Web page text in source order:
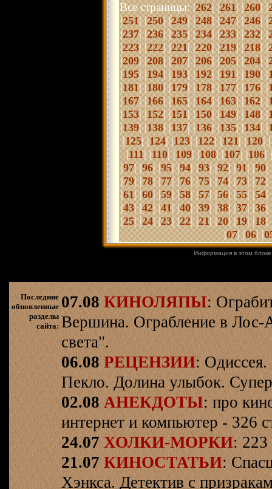
Все страницы: |262| |261| |260| |
|251| |250| |249| |248| |247| |246| |
|237| |236| |235| |234| |233| |232| |
|223| |222| |221| |220| |219| |218| |
|209| |208| |207| |206| |205| |204| |
|195| |194| |193| |192| |191| |190| |
|181| |180| |179| |178| |177| |176| |
|167| |166| |165| |164| |163| |162| |
|153| |152| |151| |150| |149| |148| |
|139| |138| |137| |136| |135| |134| |
|125| |124| |123| |122| |121| |120| |
|111| |110| |109| |108| |107| |106|
|97| |96| |95| |94| |93| |92| |91| |90|
|79| |78| |77| |76| |75| |74| |73| |72|
|61| |60| |59| |58||57| |56| |55| |54|
|43| |42| |41| |40| |39| |38| |37| |36|
|25| |24| |23| |22| |21| |20| |19| |18|
|07| |06| |
Информация в этом
Последние
обновленные
разделы
сайта:
07.08 КИНОЛЯПЫ:
Вершина. Ограбление в Лос-
света".
06.08 РЕЦЕНЗИИ:
Пекло. Долина улыбок.
02.08 АНЕКДОТЫ: про
интернет и компьютер - 326
24.07 ХОЛКИ-МОРКИ: 223
21.07 КИНОСТАТЬИ:
Хэнкса. Детектив с